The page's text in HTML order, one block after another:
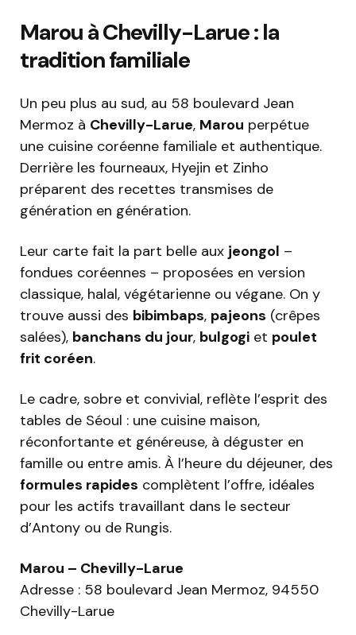
Marou à Chevilly-Larue : la
tradition familiale
Un peu plus au sud, au 58 boulevard Jean
Mermoz à Chevilly-Larue, Marou perpétue
une cuisine coréenne familiale et authentique.
Derrière les fourneaux, Hyejin et Zinho
préparent des recettes transmises de
génération en génération.
Leur carte fait la part belle aux jeongol –
fondues coréennes – proposées en version
classique, halal, végétarienne ou végane. On y
trouve aussi des bibimbaps, pajeons (crêpes
salées), banchans du jour, bulgogi et poulet
frit coréen.
Le cadre, sobre et convivial, reflète l’esprit des
tables de Séoul : une cuisine maison,
réconfortante et généreuse, à déguster en
famille ou entre amis. À l’heure du déjeuner, des
formules rapides complètent l’offre, idéales
pour les actifs travaillant dans le secteur
d’Antony ou de Rungis.
Marou – Chevilly-Larue
Adresse : 58 boulevard Jean Mermoz, 94550
Chevilly-Larue